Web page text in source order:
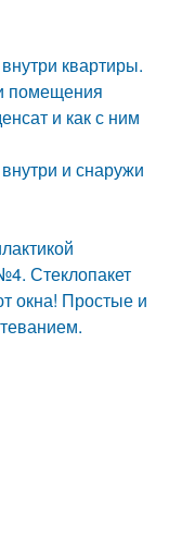
квартиры.
помещения
и как с ним
и снаружи
Стеклопакет
окна! Простые и